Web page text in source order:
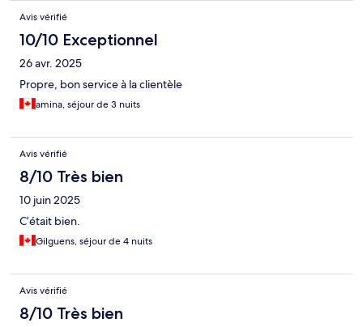
Avis vérifié
10/10 Exceptionnel
26 avr. 2025
Propre, bon service à la clientèle
amina, séjour de 3 nuits
Avis vérifié
8/10 Très bien
10 juin 2025
C’était bien.
Gilguens, séjour de 4 nuits
Avis vérifié
8/10 Très bien